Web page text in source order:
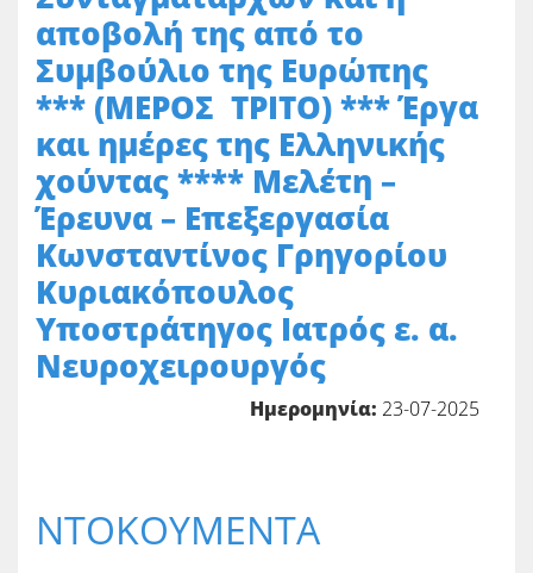
αποβολή της από το
Συμβούλιο της Ευρώπης
*** (ΜΕΡΟΣ ΤΡΙΤΟ) *** Έργα
και ημέρες της Ελληνικής
χούντας **** Μελέτη –
Έρευνα – Επεξεργασία
Κωνσταντίνος Γρηγορίου
Κυριακόπουλος
Υποστράτηγος Ιατρός ε. α.
Νευροχειρουργός
Ημερομηνία: 23-07-2025
ΝΤΟΚΟΥΜΕΝΤΑ